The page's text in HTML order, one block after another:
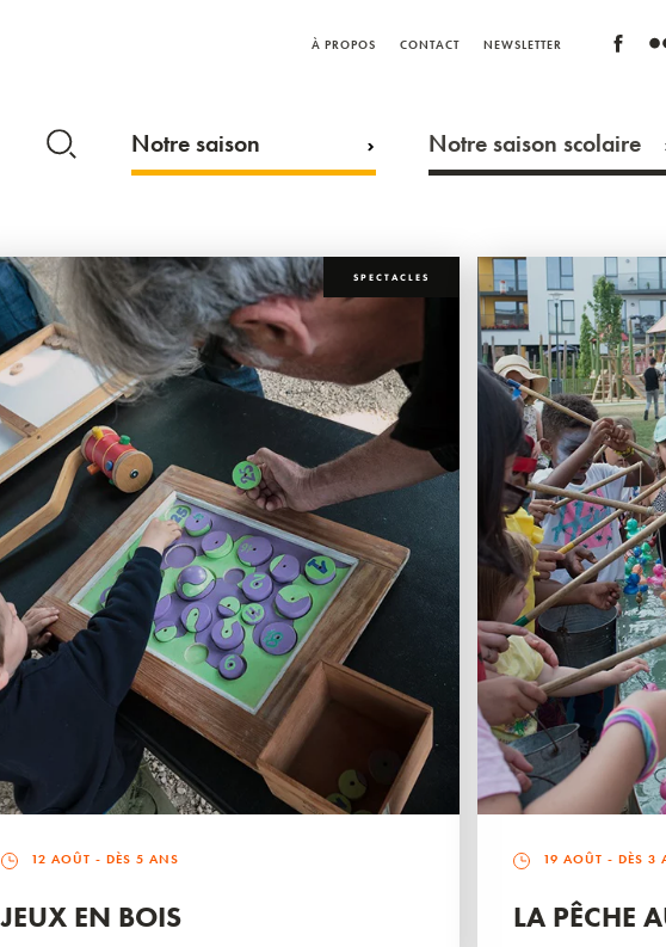
À PROPOS CONTACT NEWSLETTER
Notre saison Notre saison scolaire
SPECTACLES
12 AOÛT - DÈS 5 ANS
JEUX EN BOIS
19 AOÛT - DÈS 3
LA PÊCHE